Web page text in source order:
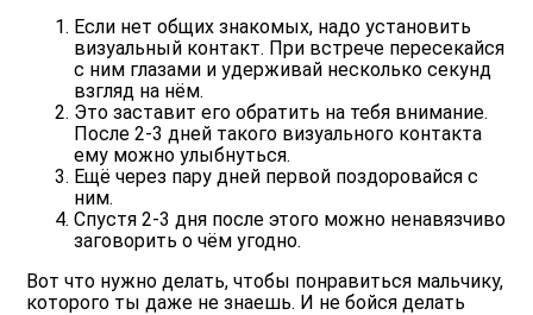
Если нет общих знакомых, надо установить
визуальный контакт. При встрече пересекайся
с ним глазами и удерживай несколько секунд
взгляд на нём.
Это заставит его обратить на тебя внимание.
После 2-3 дней такого визуального контакта
ему можно улыбнуться.
Ещё через пару дней первой поздоровайся с
ним.
Спустя 2-3 дня после этого можно ненавязчиво
заговорить о чём угодно.
Вот что нужно делать, чтобы понравиться мальчику,
которого ты даже не знаешь. И не бойся делать